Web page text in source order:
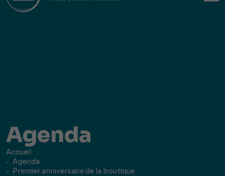
Agenda
Accueil
Agenda
Premier anniversaire de la boutique